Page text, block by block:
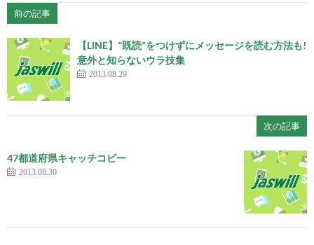
前の記事
【LINE】”既読”をつけずにメッセージを読む方法も!
意外と知らないウラ技集
2013.08.29
次の記事
47都道府県キャッチコピー
2013.08.30